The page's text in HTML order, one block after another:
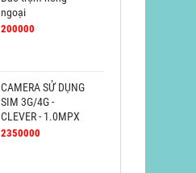
ngoại
200000
CAMERA SỬ DỤNG
SIM 3G/4G -
CLEVER - 1.0MPX
2350000